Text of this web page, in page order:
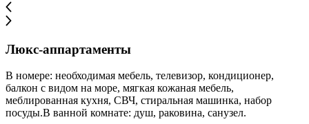
Люкс-аппартаменты
В номере: необходимая мебель, телевизор, кондиционер,
балкон с видом на море, мягкая кожаная мебель,
меблированная кухня, СВЧ, стиральная машинка, набор
посуды.В ванной комнате: душ, раковина, санузел.